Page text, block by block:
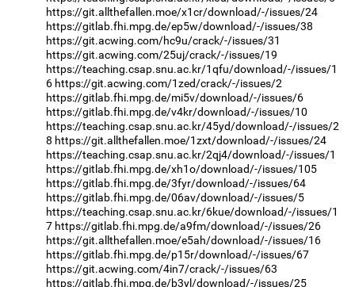
https://git.allthefallen.moe/x1cr/download/-/issues/24
https://gitlab.fhi.mpg.de/ep5w/download/-/issues/38
https://git.acwing.com/hc9u/crack/-/issues/31
https://git.acwing.com/25uj/crack/-/issues/19
https://teaching.csap.snu.ac.kr/1qfu/download/-/issues/1
6 https://git.acwing.com/1zed/crack/-/issues/2
https://gitlab.fhi.mpg.de/mi5v/download/-/issues/6
https://gitlab.fhi.mpg.de/v4kr/download/-/issues/10
https://teaching.csap.snu.ac.kr/45yd/download/-/issues/2
8 https://git.allthefallen.moe/1zxt/download/-/issues/24
https://teaching.csap.snu.ac.kr/2qj4/download/-/issues/1
https://gitlab.fhi.mpg.de/xh1o/download/-/issues/105
https://gitlab.fhi.mpg.de/3fyr/download/-/issues/64
https://gitlab.fhi.mpg.de/06av/download/-/issues/5
https://teaching.csap.snu.ac.kr/6kue/download/-/issues/1
7 https://gitlab.fhi.mpg.de/a9fm/download/-/issues/26
https://git.allthefallen.moe/e5ah/download/-/issues/16
https://gitlab.fhi.mpg.de/p15r/download/-/issues/67
https://git.acwing.com/4in7/crack/-/issues/63
https://gitlab.fhi.mpg.de/b3yl/download/-/issues/25